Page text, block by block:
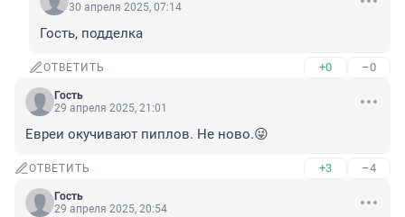
30 апреля 2025, 07:14
Гость, подделка
ОТВЕТИТЬ +0 –0
Гость
29 апреля 2025, 21:01
Евреи окучивают пиплов. Не ново.😜
ОТВЕТИТЬ +3 –4
Гость
29 апреля 2025, 20:54